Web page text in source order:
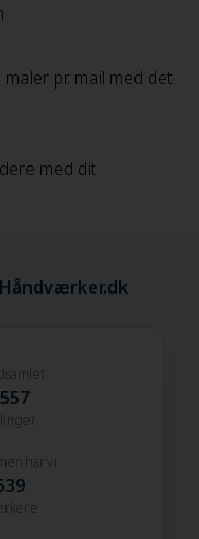
pr. mail med det
med dit
har vi